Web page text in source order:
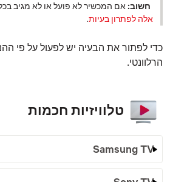
חשוב: אם המכשיר לא פועל או לא מגיב
אלה לפתרון בעיות.
כדי לפתור את הבעיה יש לפעול על פי
הרלוונטי.
טלוויזיות חכמות
Samsung TV